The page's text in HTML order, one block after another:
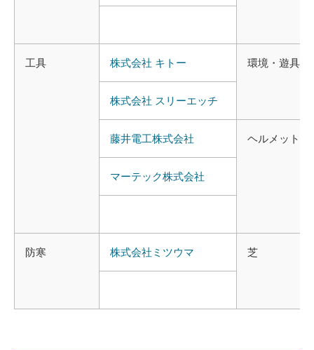
工具 株式会社 キトー 環境 ・ 遊具
株式会社 スリーエッチ
藤井電工株式会社 ヘルメット
マーテック株式会社
防寒 株式会社 ミツウマ 芝